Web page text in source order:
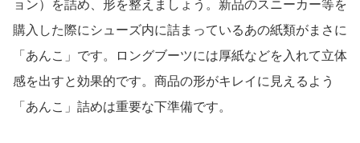
ョン）を詰め、形を整えましょう。新品のスニーカー等を
購入した際にシューズ内に詰まっているあの紙類がまさに
「あんこ」です。ロングブーツには厚紙などを入れて立体
感を出すと効果的です。商品の形がキレイに見えるよう
「あんこ」詰めは重要な下準備です。